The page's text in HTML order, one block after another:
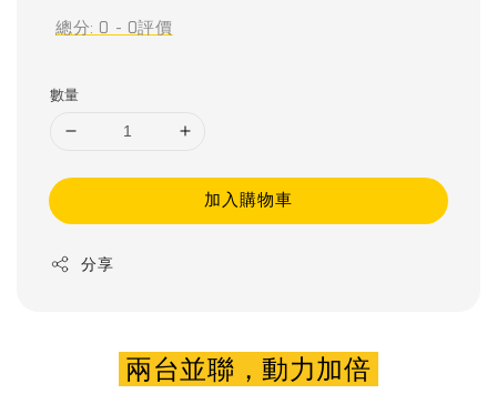
總分: 0 - 0評價
數量
加入購物車
分享
兩台並聯，動力加倍